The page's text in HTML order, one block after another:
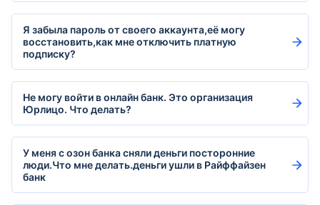
Я забыла пароль от своего аккаунта,её могу
восстановить,как мне отключить платную
подписку?
Не могу войти в онлайн банк. Это организация
Юрлицо. Что делать?
У меня с озон банка сняли деньги посторонние
люди.Что мне делать.деньги ушли в Райффайзен
банк